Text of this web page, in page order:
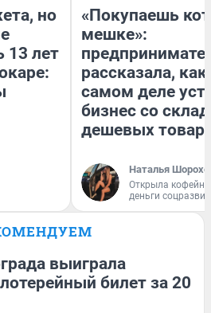
но
13 лет
«Покупаешь
мешке»:
рассказала, как
самом деле
бизнес со
дешевых
Наталья
Открыла
деньги
выиграла
билет за 20